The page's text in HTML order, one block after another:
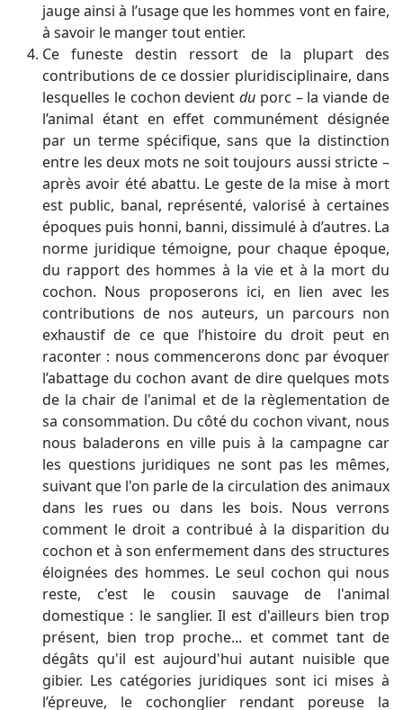
jauge ainsi à l’usage que les hommes vont en faire,
à savoir le manger tout entier.
Ce funeste destin ressort de la plupart des
contributions de ce dossier pluridisciplinaire, dans
lesquelles le cochon devientdu porc – la viande de
l’animal étant en effet communément désignée
par un terme spécifique, sans que la distinction
entre les deux mots ne soit toujours aussi stricte –
après avoir été abattu. Le geste de la mise à mort
est public, banal, représenté, valorisé à certaines
époques puis honni, banni, dissimulé à d’autres. La
norme juridique témoigne, pour chaque époque,
du rapport des hommes à la vie et à la mort du
cochon. Nous proposerons ici, en lien avec les
contributions de nos auteurs, un parcours non
exhaustif de ce que l’histoire du droit peut en
raconter : nous commencerons donc par évoquer
l’abattage du cochon avant de dire quelques mots
de la chair de l'animal et de la règlementation de
sa consommation. Du côté du cochon vivant, nous
nous baladerons en ville puis à la campagne car
les questions juridiques ne sont pas les mêmes,
suivant que l'on parle de la circulation des animaux
dans les rues ou dans les bois. Nous verrons
comment le droit a contribué à la disparition du
cochon et à son enfermement dans des structures
éloignées des hommes. Le seul cochon qui nous
reste, c'est le cousin sauvage de l'animal
domestique : le sanglier. Il est d'ailleurs bien trop
présent, bien trop proche... et commet tant de
dégâts qu'il est aujourd'hui autant nuisible que
gibier. Les catégories juridiques sont ici mises à
l’épreuve, le cochonglier rendant poreuse la